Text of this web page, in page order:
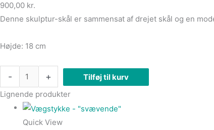
900,00 kr.
Denne skulptur-skål er sammensat af drejet skål og en
Højde: 18 cm
- +
Tilføj til kurv
Lignende produkter
Quick View